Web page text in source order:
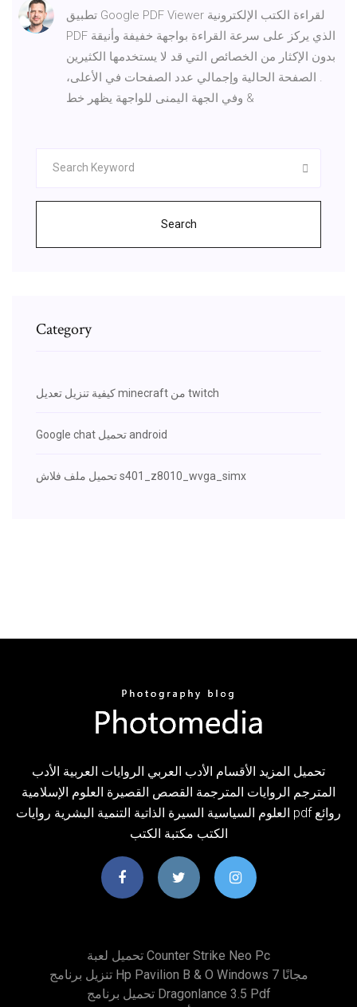
تطبيق Google PDF Viewer لقراءة الكتب الإلكترونية
PDF الذي يركز على سرعة القراءة بواجهة خفيفة وأنيقة
بدون الإكثار من الخصائص التي قد لا يستخدمها الكثيرين
. الصفحة الحالية وإجمالي عدد الصفحات في الأعلى،
وفي الجهة اليمنى للواجهة يظهر خط &
Search
Category
كيفية تنزيل تعديل minecraft من twitch
Google chat تحميل android
تحميل ملف فلاش s401_z8010_wvga_simx
تحميل المزيد الأقسام الأدب العربي الروايات العربية الأدب
المترجم الروايات المترجمة القصص القصيرة العلوم الإسلامية
العلوم السياسية السيرة الذاتية التنمية البشرية روايات pdf روائع
الكتب مكتبة الكتب
تحميل لعبة Counter Strike Neo Pc
تنزيل برنامج Hp Pavilion B & O Windows 7 مجانًا
تحميل برنامج Dragonlance 3.5 Pdf